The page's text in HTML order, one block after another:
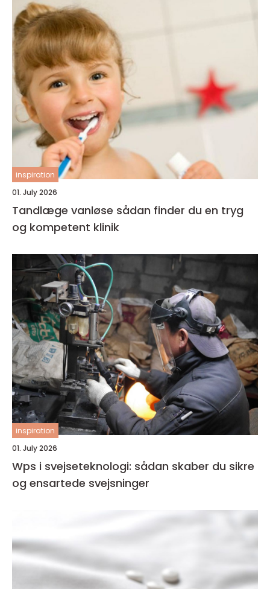
inspiration
01. July 2026
Tandlæge vanløse sådan finder du en tryg
og kompetent klinik
inspiration
01. July 2026
Wps i svejseteknologi: sådan skaber du sikre
og ensartede svejsninger